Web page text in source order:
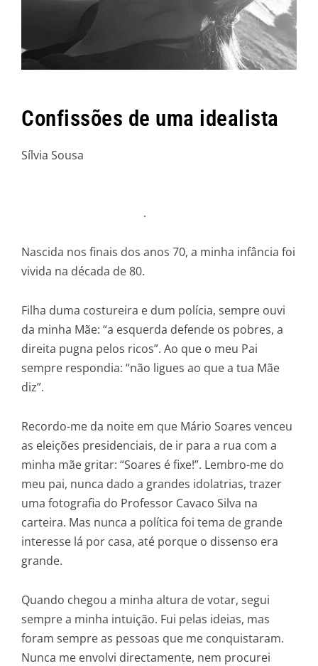
Confissões de uma idealista
Sílvia Sousa
.
Nascida nos finais dos anos 70, a minha infância foi
vivida na década de 80.
Filha duma costureira e dum polícia, sempre ouvi
da minha Mãe: “a esquerda defende os pobres, a
direita pugna pelos ricos”. Ao que o meu Pai
sempre respondia: “não ligues ao que a tua Mãe
diz”.
Recordo-me da noite em que Mário Soares venceu
as eleições presidenciais, de ir para a rua com a
minha mãe gritar: “Soares é fixe!”. Lembro-me do
meu pai, nunca dado a grandes idolatrias, trazer
uma fotografia do Professor Cavaco Silva na
carteira. Mas nunca a política foi tema de grande
interesse lá por casa, até porque o dissenso era
grande.
Quando chegou a minha altura de votar, segui
sempre a minha intuição. Fui pelas ideias, mas
foram sempre as pessoas que me conquistaram.
Nunca me envolvi directamente, nem procurei